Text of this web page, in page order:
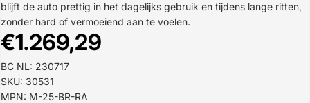
blijft de auto prettig in het dagelijks gebruik en tijdens lange ritten,
zonder hard of vermoeiend aan te voelen.
€1.269,29
BC NL: 230717
SKU: 30531
MPN: M-25-BR-RA